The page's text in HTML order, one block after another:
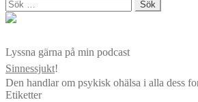
efter:
Lyssna gärna på min podcast
Sinnessjukt!
Den handlar om psykisk ohälsa i alla dess
Etiketter